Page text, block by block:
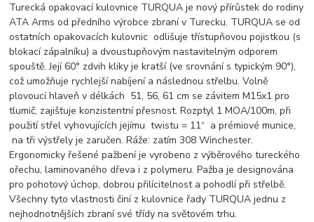
Turecká opakovací kulovnice TURQUA je nový přírůstek do rodiny
ATA Arms od předního výrobce zbraní v Turecku. TURQUA se od
ostatních opakovacích kulovnic odlišuje třístupňovou pojistkou (s
blokací zápalníku) a dvoustupňovým nastavitelným odporem
spouště. Její 60° zdvih kliky je kratší (ve srovnání s typickým 90°),
což umožňuje rychlejší nabíjení a následnou střelbu. Volně
plovoucí hlaveň v délkách 51, 56, 61 cm se závitem M15x1 pro
tlumič, zajišťuje konzistentní přesnost. Rozptyl 1 MOA/100m, při
použití střel vyhovujících jejímu twistu = 11“ a prémiové munice,
na tři výstřely je zaručen. Ráže: zatím 308 Winchester.
Ergonomicky řešené pažbení je vyrobeno z výběrového tureckého
ořechu, laminovaného dřeva i z polymeru. Pažba je designována
pro pohotový úchop, dobrou přilícitelnost a pohodlí při střelbě.
Všechny tyto vlastnosti činí z kulovnice řady TURQUA jednu z
nejhodnotnějších zbraní své třídy na světovém trhu.